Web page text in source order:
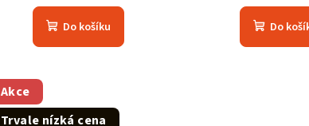
hodnocení
produktu
je
5
Do košíku
je
Do
Akce
Trvale nízká cena